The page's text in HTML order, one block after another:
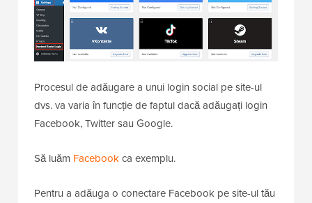
Procesul de adăugare a unui login social pe site-ul
dvs. va varia în funcție de faptul dacă adăugați login
Facebook, Twitter sau Google.
Să luăm Facebookca exemplu.
Pentru a adăuga o conectare Facebook pe site-ul tău